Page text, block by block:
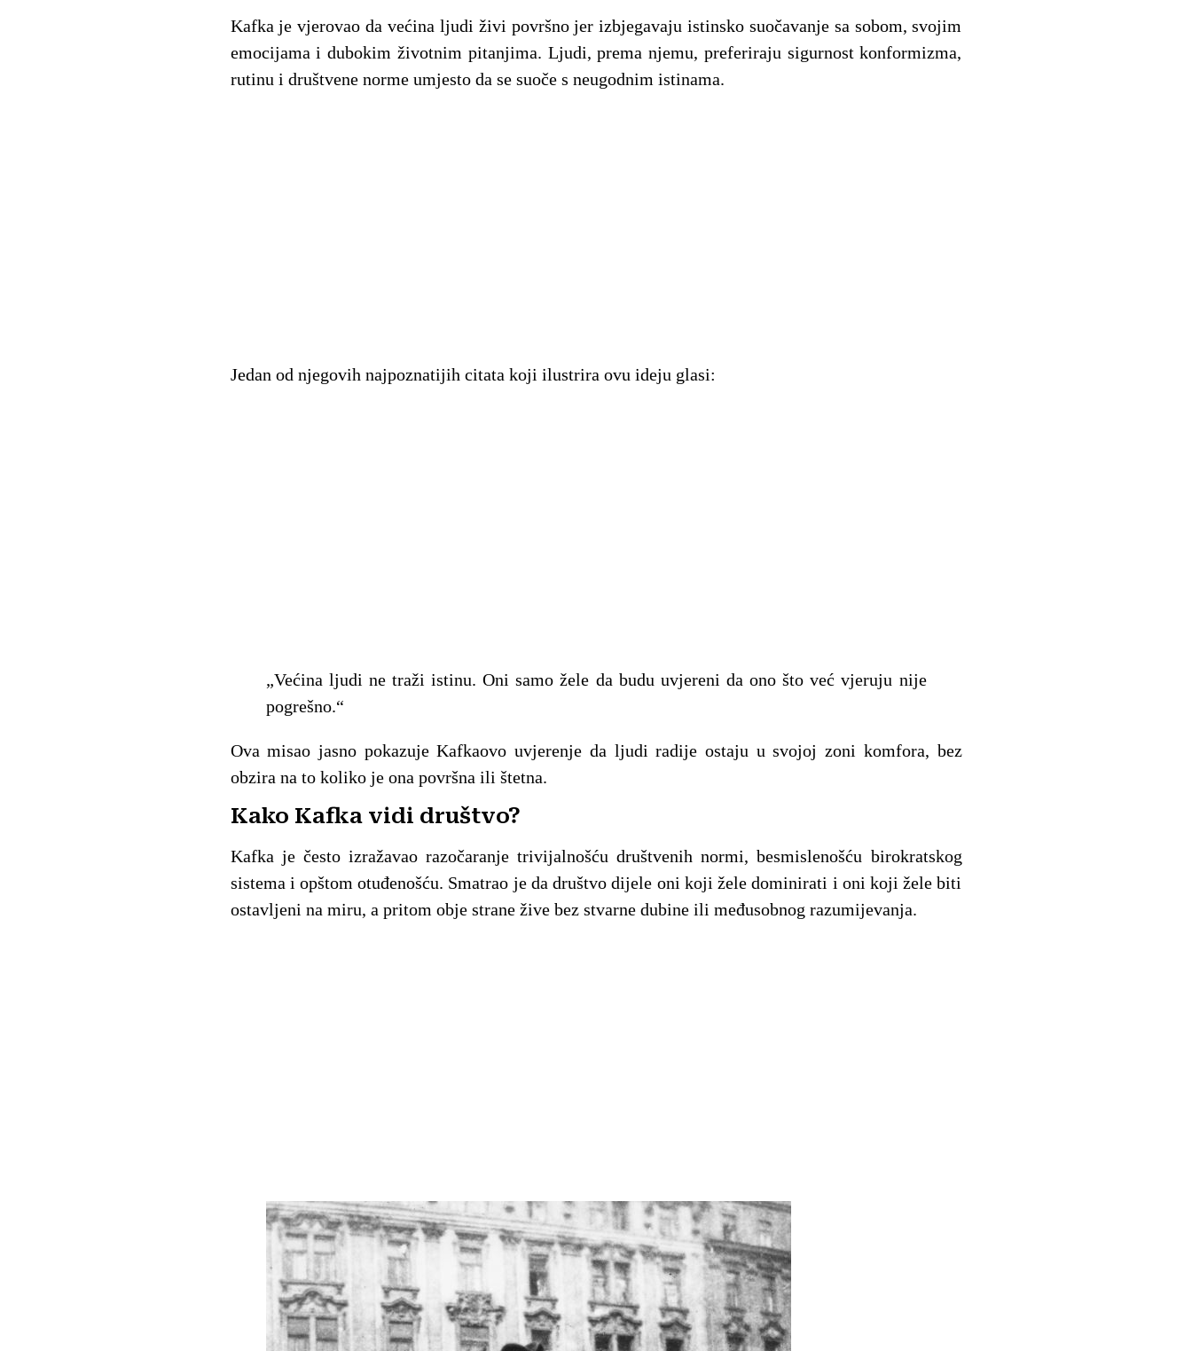
Kafka je vjerovao da većina ljudi živi površno jer izbjegavaju istinsko suočavanje sa sobom, svojim
emocijama i dubokim životnim pitanjima. Ljudi, prema njemu, preferiraju sigurnost konformizma,
rutinu i društvene norme umjesto da se suoče s neugodnim istinama.
Jedan od njegovih najpoznatijih citata koji ilustrira ovu ideju glasi:
„Većina ljudi ne traži istinu. Oni samo žele da budu uvjereni da ono što već vjeruju nije
pogrešno.“
Ova misao jasno pokazuje Kafkaovo uvjerenje da ljudi radije ostaju u svojoj zoni komfora, bez
obzira na to koliko je ona površna ili štetna.
Kako Kafka vidi društvo?
Kafka je često izražavao razočaranje trivijalnošću društvenih normi, besmislenošću birokratskog
sistema i opštom otuđenošću. Smatrao je da društvo dijele oni koji žele dominirati i oni koji žele biti
ostavljeni na miru, a pritom obje strane žive bez stvarne dubine ili međusobnog razumijevanja.